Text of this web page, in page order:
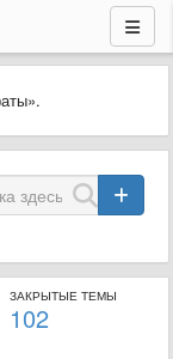
ЗАКРЫТЫЕ ТЕМЫ
102